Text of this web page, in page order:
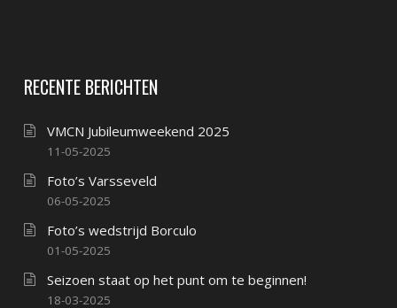
RECENTE BERICHTEN
VMCN Jubileumweekend 2025
11-05-2025
Foto’s Varsseveld
06-05-2025
Foto’s wedstrijd Borculo
01-05-2025
Seizoen staat op het punt om te beginnen!
18-03-2025